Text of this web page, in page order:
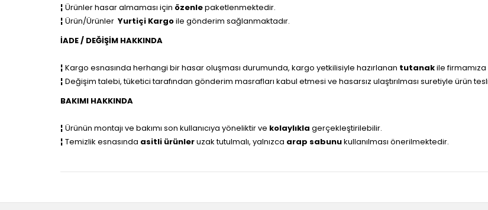
¦ Ürünler hasar almaması için özenlepaketlenmektedir.
¦ Ürün/Ürünler Yurtiçi Kargoile gönderim sağlanmaktadır.
İADE / DEĞİŞİM HAKKINDA
¦ Kargo esnasında herhangi bir hasar oluşması durumunda, kargo yetkilisiyle hazırlanan tutanakile
¦ Değişim talebi, tüketici tarafından gönderim masrafları kabul etmesi ve hasarsız ulaştırılması suretiyle ürün
BAKIMI HAKKINDA
¦ Ürünün montajı ve bakımı son kullanıcıya yöneliktir ve kolaylıkla gerçekleştirilebilir.
¦ Temizlik esnasında asitli ürünleruzak tutulmalı, yalnızca arap sabunukullanılması önerilmektedir.